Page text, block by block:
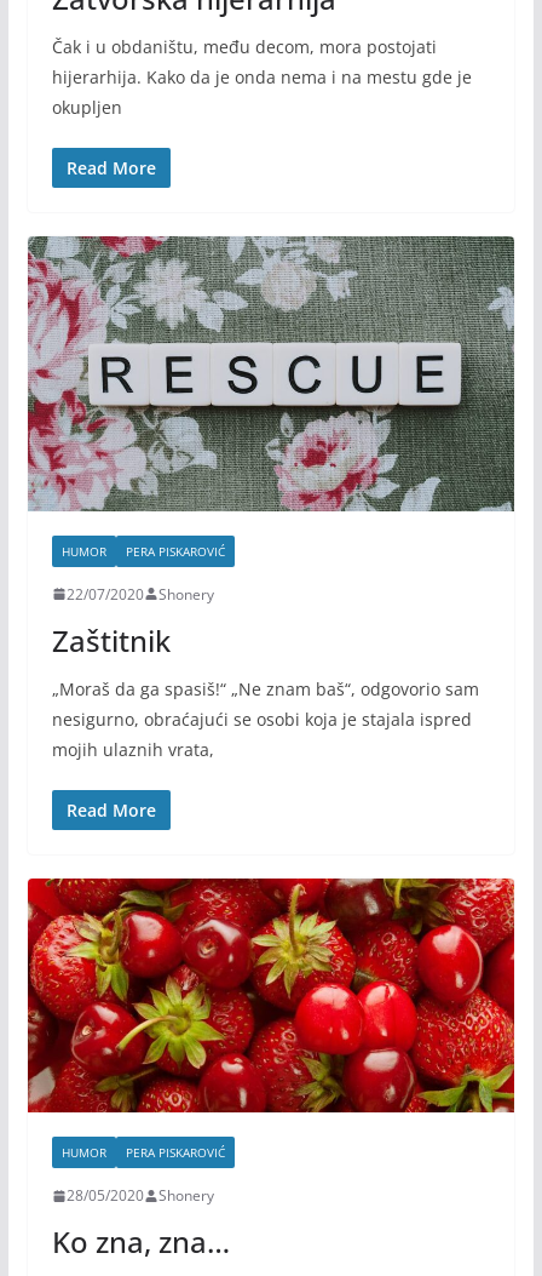
Čak i u obdaništu, među decom, mora postojati
hijerarhija. Kako da je onda nema i na mestu gde je
okupljen
Read More
HUMOR PERA PISKAROVIĆ
22/07/2020 Shonery
Zaštitnik
„Moraš da ga spasiš!“ „Ne znam baš“, odgovorio sam
nesigurno, obraćajući se osobi koja je stajala ispred
mojih ulaznih vrata,
Read More
HUMOR PERA PISKAROVIĆ
28/05/2020 Shonery
Ko zna, zna…